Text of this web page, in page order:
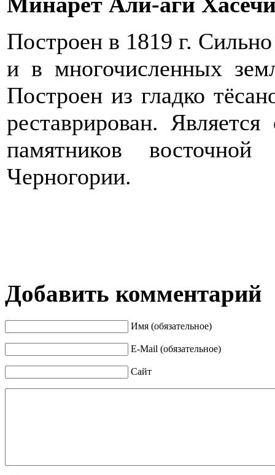
Построен в 1819 г.
и в многочисленных
Построен из гладко
реставрирован.
памятников
Черногории.
Добавить комментарий
Имя (обязательное)
E-Mail (обязательное)
Сайт